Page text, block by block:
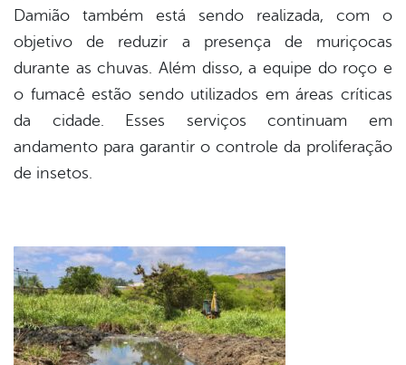
Damião também está sendo realizada, com o
objetivo de reduzir a presença de muriçocas
durante as chuvas. Além disso, a equipe do roço e
o fumacê estão sendo utilizados em áreas críticas
da cidade. Esses serviços continuam em
andamento para garantir o controle da proliferação
de insetos.